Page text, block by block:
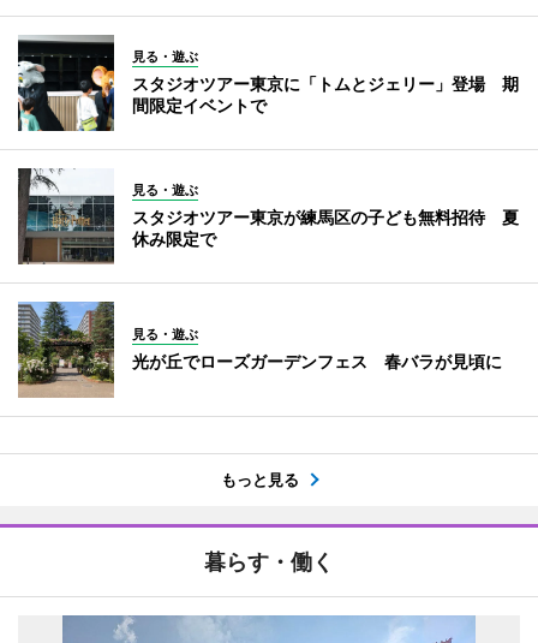
見る・遊ぶ
スタジオツアー東京に「トムとジェリー」登場 期
間限定イベントで
見る・遊ぶ
スタジオツアー東京が練馬区の子ども無料招待 夏
休み限定で
見る・遊ぶ
光が丘でローズガーデンフェス 春バラが見頃に
もっと見る
暮らす・働く